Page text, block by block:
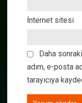
İnternet sitesi
Daha
adım, e-posta
tarayıcıya